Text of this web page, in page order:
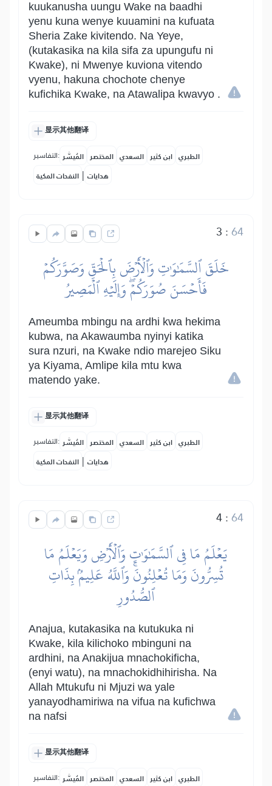
kuukanusha uungu Wake na baadhi
yenu kuna wenye kuuamini na kufuata
Sheria Zake kivitendo. Na Yeye,
(kutakasika na kila sifa za upungufu ni
Kwake), ni Mwenye kuviona vitendo
vyenu, hakuna chochote chenye
kufichika Kwake, na Atawalipa kwavyo .
显示其他翻译
التفاسير: المُيسَّر المختصر السعدي ابن كثير الطبري
النفحات المكية | هدايات
3 :64
خَلَقَ ٱلسَّمَٰوَٰتِ وَٱلۡأَرۡضَ بِٱلۡحَقِّ وَصَوَّرَكُمۡ
فَأَحۡسَنَ صُوَرَكُمۡۖ وَإِلَيۡهِ ٱلۡمَصِيرُ
Ameumba mbingu na ardhi kwa hekima
kubwa, na Akawaumba nyinyi katika
sura nzuri, na Kwake ndio marejeo Siku
ya Kiyama, Amlipe kila mtu kwa
matendo yake.
显示其他翻译
التفاسير: المُيسَّر المختصر السعدي ابن كثير الطبري
النفحات المكية | هدايات
4:64
يَعۡلَمُ مَا فِي ٱلسَّمَٰوَٰتِ وَٱلۡأَرۡضِ وَيَعۡلَمُ مَا
تُسِرُّونَ وَمَا تُعۡلِنُونَۚ وَٱللَّهُ عَلِيمُۢ بِذَاتِ
ٱلصُّدُورِ
Anajua, kutakasika na kutukuka ni
Kwake, kila kilichoko mbinguni na
ardhini, na Anakijua mnachokificha,
(enyi watu), na mnachokidhihirisha. Na
Allah Mtukufu ni Mjuzi wa yale
yanayodhamiriwa na vifua na kufichwa
na nafsi
显示其他翻译
التفاسير: المُيسَّر المختصر السعدي ابن كثير الطبري